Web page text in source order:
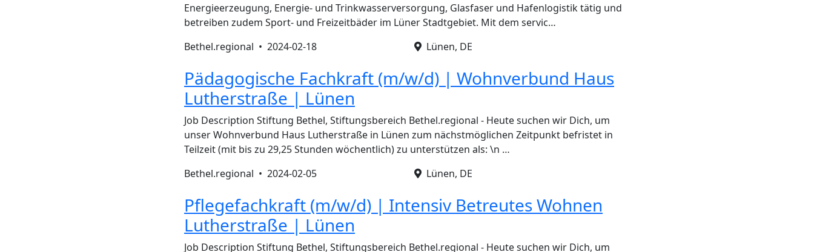
Energieerzeugung, Energie- und Trinkwasserversorgung, Glasfaser und Hafenlogistik tätig und
betreiben zudem Sport- und Freizeitbäder im Lüner Stadtgebiet. Mit dem servic…
Bethel.regional • 2024-02-18 Lünen, DE
Pädagogische Fachkraft (m/w/d) | Wohnverbund Haus
Lutherstraße | Lünen
Job Description Stiftung Bethel, Stiftungsbereich Bethel.regional - Heute suchen wir Dich, um
unser Wohnverbund Haus Lutherstraße in Lünen zum nächstmöglichen Zeitpunkt befristet in
Teilzeit (mit bis zu 29,25 Stunden wöchentlich) zu unterstützen als: \n …
Bethel.regional • 2024-02-05 Lünen, DE
Pflegefachkraft (m/w/d) | Intensiv Betreutes Wohnen
Lutherstraße | Lünen
Job Description Stiftung Bethel, Stiftungsbereich Bethel.regional - Heute suchen wir Dich, um